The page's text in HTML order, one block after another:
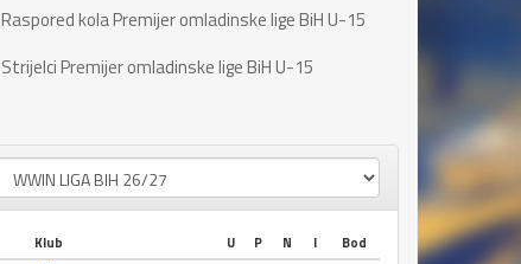
Raspored kola Premijer omladinske lige BiH U-15
Strijelci Premijer omladinske lige BiH U-15
Klub U P N I
Bod